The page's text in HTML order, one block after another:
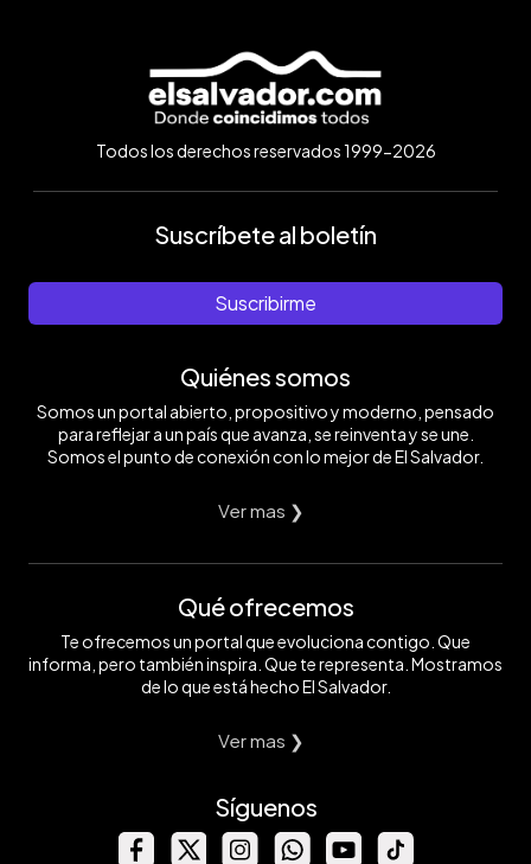
Todos los derechos reservados 1999-2026
Suscríbete al boletín
Suscribirme
Quiénes somos
Somos un portal abierto, propositivo y moderno, pensado
para reflejar a un país que avanza, se reinventa y se une.
Somos el punto de conexión con lo mejor de El Salvador.
Ver mas ❯
Qué ofrecemos
Te ofrecemos un portal que evoluciona contigo. Que
informa, pero también inspira. Que te representa. Mostramos
de lo que está hecho El Salvador.
Ver mas ❯
Síguenos